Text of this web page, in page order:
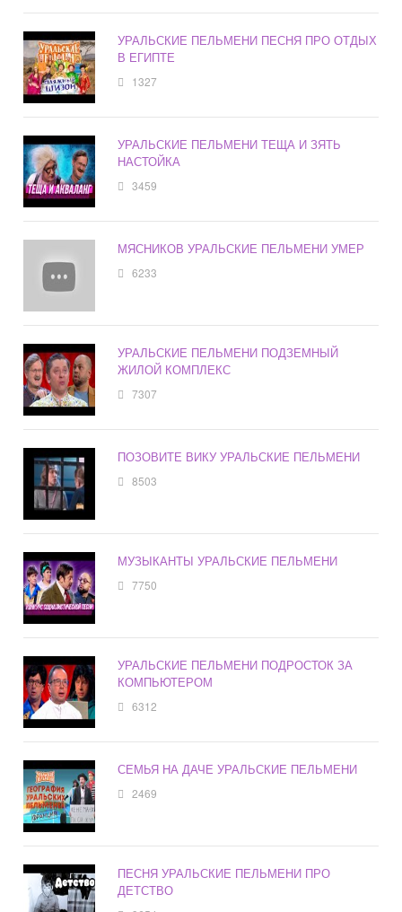
УРАЛЬСКИЕ ПЕЛЬМЕНИ ПЕСНЯ ПРО ОТДЫХ
В ЕГИПТЕ
1327
УРАЛЬСКИЕ ПЕЛЬМЕНИ ТЕЩА И ЗЯТЬ
НАСТОЙКА
3459
МЯСНИКОВ УРАЛЬСКИЕ ПЕЛЬМЕНИ УМЕР
6233
УРАЛЬСКИЕ ПЕЛЬМЕНИ ПОДЗЕМНЫЙ
ЖИЛОЙ КОМПЛЕКС
7307
ПОЗОВИТЕ ВИКУ УРАЛЬСКИЕ ПЕЛЬМЕНИ
8503
МУЗЫКАНТЫ УРАЛЬСКИЕ ПЕЛЬМЕНИ
7750
УРАЛЬСКИЕ ПЕЛЬМЕНИ ПОДРОСТОК ЗА
КОМПЬЮТЕРОМ
6312
СЕМЬЯ НА ДАЧЕ УРАЛЬСКИЕ ПЕЛЬМЕНИ
2469
ПЕСНЯ УРАЛЬСКИЕ ПЕЛЬМЕНИ ПРО
ДЕТСТВО